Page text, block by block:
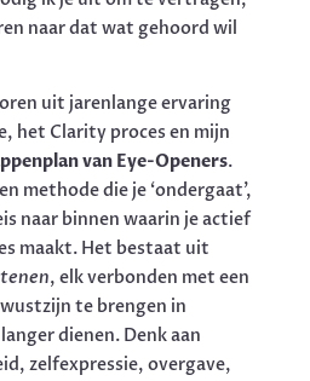
naar dat wat gehoord wil
uit jarenlange ervaring
het Clarity proces en mijn
van Eye-Openers.
methode die je ‘ondergaat’,
naar binnen waarin je actief
maakt. Het bestaat uit
, elk verbonden met een
te brengen in
dienen. Denk aan
zelfexpressie, overgave,